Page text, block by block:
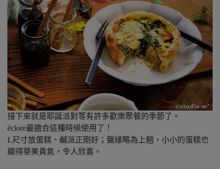
接下來就是耶誕派對等有許多歡樂聚餐的季節了。
éclore最適合這種時候使用了！
L尺寸放蛋糕、鹹派正剛好；盤緣略為上翹，小小的蛋糕也
顯得華美貴氣，令人欣喜。